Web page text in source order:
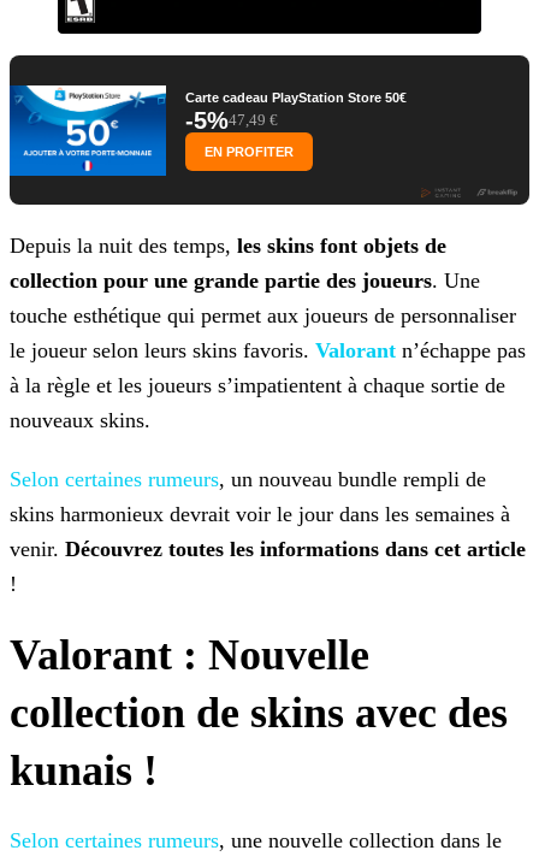
Carte cadeau PlayStation Store 50€
-5%47,49 €
EN PROFITER
Depuis la nuit des temps, les skins font objets de
collection pour une grande partie des joueurs. Une
touche esthétique qui permet aux joueurs de personnaliser
le joueur selon leurs skins favoris. Valorant n’échappe pas
à la règle et les joueurs s’impatientent à chaque sortie de
nouveaux skins.
Selon certaines rumeurs, un nouveau bundle rempli de
skins harmonieux devrait voir le jour dans les semaines à
venir. Découvrez toutes les informations dans cet article
!
Valorant : Nouvelle
collection de skins avec des
kunais !
Selon certaines rumeurs, une nouvelle collection dans le